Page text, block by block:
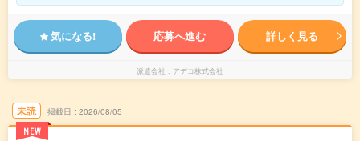
気になる! 応募へ進む 詳しく見る
派遣会社 アデコ株式会社
未読
NEW
掲載日 2026/08/05